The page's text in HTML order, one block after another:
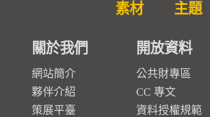
素材 主題
關於我們
網站簡介
夥伴介紹
策展平臺
開放資料
公共財專區
CC 專文
資料授權規範